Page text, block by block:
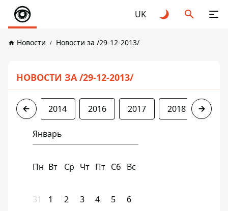
UK
Новости Новости за /29-12-2013/
НОВОСТИ ЗА /29-12-2013/
2013 2014 2016 2017 2018 2019
Январь
Пн Вт Ср Чт Пт Сб Вс
31 1 2 3 4 5 6